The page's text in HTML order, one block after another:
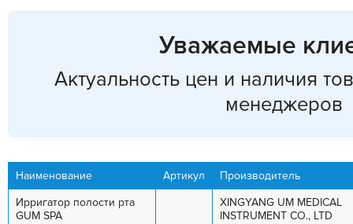
Уважаемые
Актуальность цен и наличия
менеджеров
Наименование Артикул
Производитель
Ирригатор полости рта
GUM SPA
XINGYANG UM MEDICAL
INSTRUMENT CO., LTD